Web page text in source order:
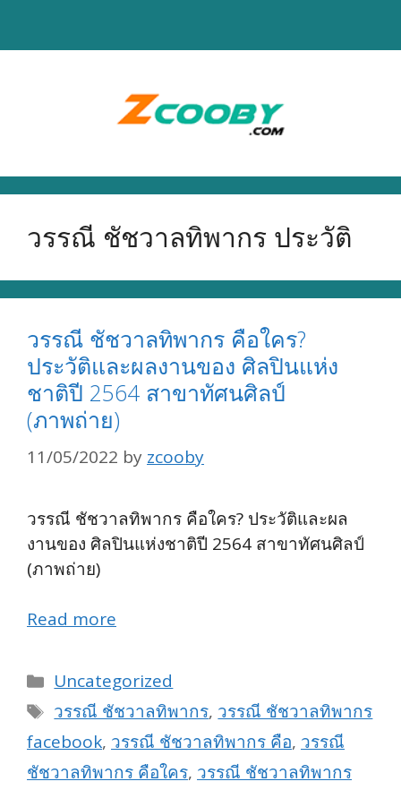
วรรณี ชัชวาลทิพากร ประวัติ
วรรณี ชัชวาลทิพากร คือใคร?
ประวัติและผลงานของ ศิลปินแห่ง
ชาติปี 2564 สาขาทัศนศิลป์
(ภาพถ่าย)
11/05/2022 by zcooby
วรรณี ชัชวาลทิพากร คือใคร? ประวัติและผล
งานของ ศิลปินแห่งชาติปี 2564 สาขาทัศนศิลป์
(ภาพถ่าย)
Read more
Categories
Uncategorized
Tags
วรรณี ชัชวาลทิพากร, วรรณี ชัชวาลทิพากร
facebook, วรรณี ชัชวาลทิพากร คือ, วรรณี
ชัชวาลทิพากร คือใคร, วรรณี ชัชวาลทิพากร